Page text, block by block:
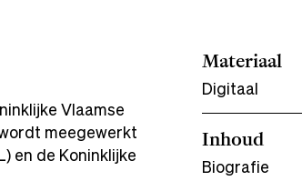
Vlaamse
meegewerkt
en de Koninklijke
Materiaal
Digitaal
Inhoud
Biografie